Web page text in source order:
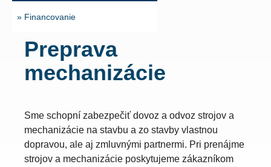
» Financovanie
Preprava
mechanizácie
Sme schopní zabezpečiť dovoz a odvoz strojov a
mechanizácie na stavbu a zo stavby vlastnou
dopravou, ale aj zmluvnými partnermi. Pri prenájme
strojov a mechanizácie poskytujeme zákazníkom